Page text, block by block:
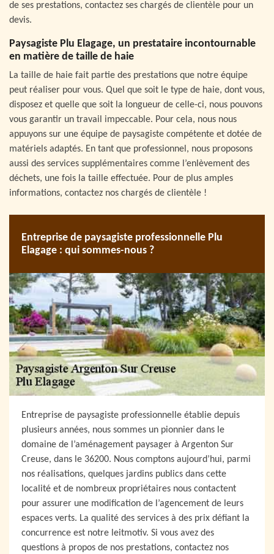
de ses prestations, contactez ses chargés de clientèle pour un
devis.
Paysagiste Plu Elagage, un prestataire incontournable
en matière de taille de haie
La taille de haie fait partie des prestations que notre équipe
peut réaliser pour vous. Quel que soit le type de haie, dont vous,
disposez et quelle que soit la longueur de celle-ci, nous pouvons
vous garantir un travail impeccable. Pour cela, nous nous
appuyons sur une équipe de paysagiste compétente et dotée de
matériels adaptés. En tant que professionnel, nous proposons
aussi des services supplémentaires comme l’enlèvement des
déchets, une fois la taille effectuée. Pour de plus amples
informations, contactez nos chargés de clientèle !
Entreprise de paysagiste professionnelle Plu
Elagage : qui sommes-nous ?
Entreprise de paysagiste professionnelle établie depuis
plusieurs années, nous sommes un pionnier dans le
domaine de l’aménagement paysager à Argenton Sur
Creuse, dans le 36200. Nous comptons aujourd’hui, parmi
nos réalisations, quelques jardins publics dans cette
localité et de nombreux propriétaires nous contactent
pour assurer une modification de l’agencement de leurs
espaces verts. La qualité des services à des prix défiant la
concurrence est notre leitmotiv. Si vous avez des
questions à propos de nos prestations, contactez nos